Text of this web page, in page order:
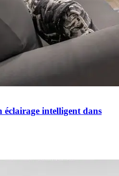
intelligent dans